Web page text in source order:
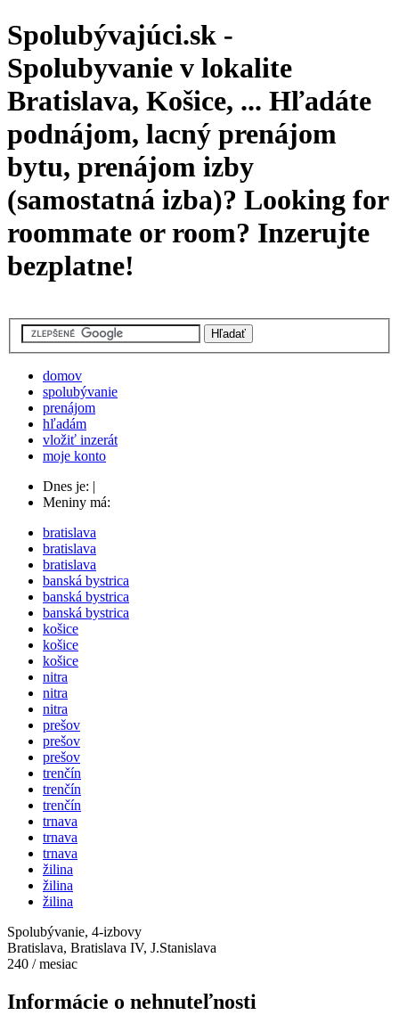
Spolubývajúci.sk -
Spolubyvanie v lokalite
Bratislava, Košice, ... Hľadáte
podnájom, lacný prenájom
bytu, prenájom izby
(samostatná izba)? Looking for
roommate or room? Inzerujte
bezplatne!
domov
spolubývanie
prenájom
hľadám
vložiť inzerát
moje konto
Dnes je:
Meniny má:
bratislava
bratislava
bratislava
banská bystrica
banská bystrica
banská bystrica
košice
košice
košice
nitra
nitra
nitra
prešov
prešov
prešov
trenčín
trenčín
trenčín
trnava
trnava
trnava
žilina
žilina
žilina
Spolubývanie, 4-izbovy
Bratislava, Bratislava IV, J.Stanislava
240 / mesiac
Informácie o nehnuteľnosti